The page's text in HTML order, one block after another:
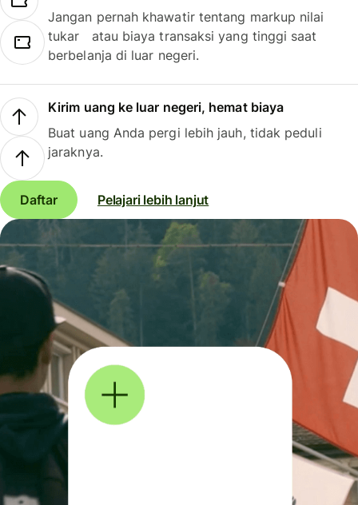
Jangan pernah khawatir tentang markup nilai
tukar atau biaya transaksi yang tinggi saat
berbelanja di luar negeri.
Kirim uang ke luar negeri, hemat biaya
Buat uang Anda pergi lebih jauh, tidak peduli
jaraknya.
Daftar Pelajari lebih lanjut